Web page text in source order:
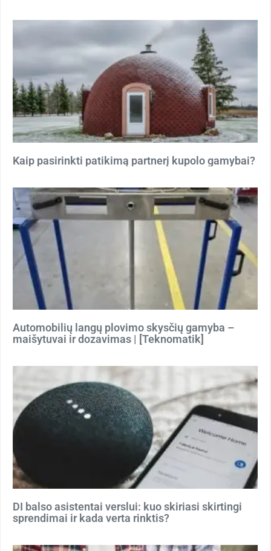
Kaip pasirinkti patikimą partnerį kupolo gamybai?
Automobilių langų plovimo skysčių gamyba –
maišytuvai ir dozavimas | [Teknomatik]
DI balso asistentai verslui: kuo skiriasi skirtingi
sprendimai ir kada verta rinktis?